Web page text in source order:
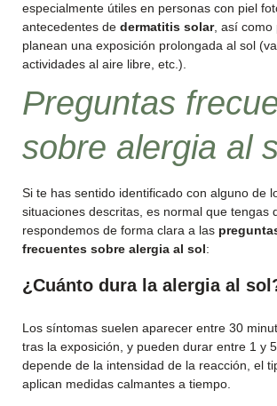
especialmente útiles en personas con piel
antecedentes de dermatitis solar, así como
planean una exposición prolongada al sol
actividades al aire libre, etc.).
Preguntas
sobre alergia al
Si te has sentido identificado con alguno de
situaciones descritas, es normal que tengas
respondemos de forma clara a las
frecuentes sobre alergia al sol:
¿Cuánto dura la alergia al
Los síntomas suelen aparecer entre 30
tras la exposición, y pueden durar entre 1 y
depende de la intensidad de la reacción, el
aplican medidas calmantes a tiempo.